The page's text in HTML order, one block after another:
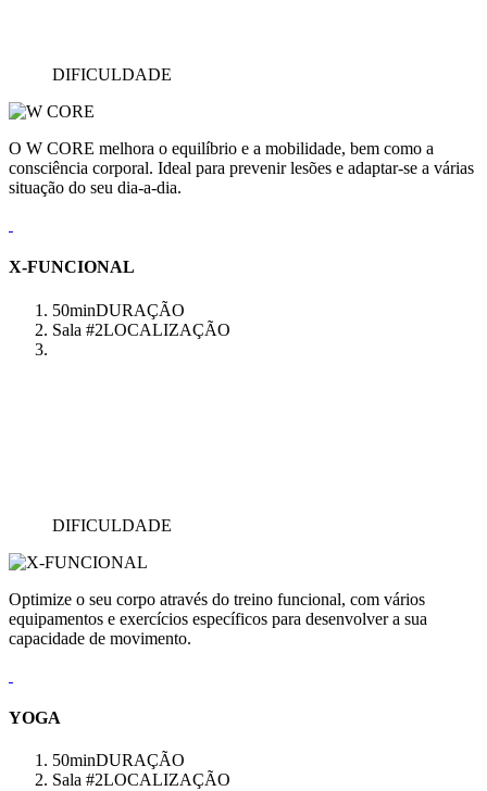
DIFICULDADE
O W CORE melhora o equilíbrio e a mobilidade, bem como a
consciência corporal. Ideal para prevenir lesões e adaptar-se a várias
situação do seu dia-a-dia.
X-FUNCIONAL
50minDURAÇÃO
Sala #2LOCALIZAÇÃO
DIFICULDADE
Optimize o seu corpo através do treino funcional, com vários
equipamentos e exercícios específicos para desenvolver a sua
capacidade de movimento.
YOGA
50minDURAÇÃO
Sala #2LOCALIZAÇÃO